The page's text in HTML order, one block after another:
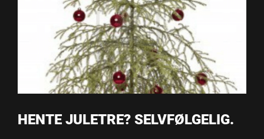
HENTE JULETRE? SELVFØLGELIG.